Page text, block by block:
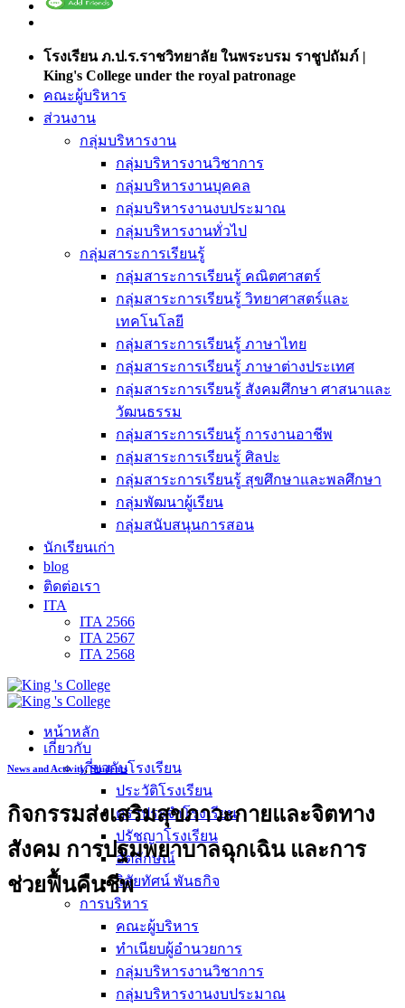
โรงเรียน ภ.ป.ร.ราชวิทยาลัย ในพระบรม ราชูปถัมภ์ |
King's College under the royal patronage
คณะผู้บริหาร
ส่วนงาน
กลุ่มบริหารงาน
กลุ่มบริหารงานวิชาการ
กลุ่มบริหารงานบุคคล
กลุ่มบริหารงานงบประมาณ
กลุ่มบริหารงานทั่วไป
กลุ่มสาระการเรียนรู้
กลุ่มสาระการเรียนรู้ คณิตศาสตร์
กลุ่มสาระการเรียนรู้ วิทยาศาสตร์และ
เทคโนโลยี
กลุ่มสาระการเรียนรู้ ภาษาไทย
กลุ่มสาระการเรียนรู้ ภาษาต่างประเทศ
กลุ่มสาระการเรียนรู้ สังคมศึกษา ศาสนาและ
วัฒนธรรม
กลุ่มสาระการเรียนรู้ การงานอาชีพ
กลุ่มสาระการเรียนรู้ ศิลปะ
กลุ่มสาระการเรียนรู้ สุขศึกษาและพลศึกษา
กลุ่มพัฒนาผู้เรียน
กลุ่มสนับสนุนการสอน
นักเรียนเก่า
blog
ติดต่อเรา
ITA
ITA 2566
ITA 2567
ITA 2568
หน้าหลัก
เกี่ยวกับ
เกี่ยวกับโรงเรียน
ประวัติโรงเรียน
ตราประจำโรงเรียน
ปรัชญาโรงเรียน
อัตลักษณ์
วิสัยทัศน์ พันธกิจ
การบริหาร
คณะผู้บริหาร
ทำเนียบผู้อำนวยการ
กลุ่มบริหารงานวิชาการ
กลุ่มบริหารงานงบประมาณ
News and Activity,Students
กิจกรรมส่งเสริมสุขภาวะกายและจิตทาง
สังคม การปฐมพยาบาลฉุกเฉิน และการ
ช่วยฟื้นคืนชีพ